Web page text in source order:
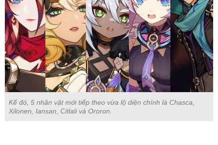
Kế đó, 5 nhân vật mới tiếp theo vừa lộ diện chính là Chasca,
Xilonen, Iansan
Citlali và Ororon.